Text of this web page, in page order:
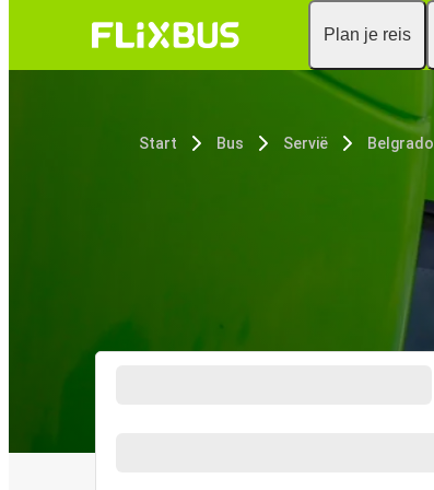
Plan je reis
Start Bus Servië Belgrado